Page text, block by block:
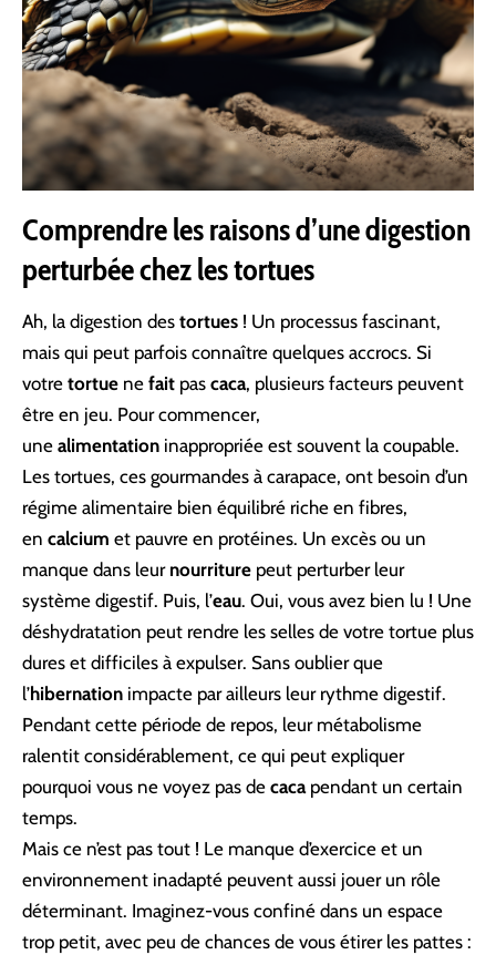
Comprendre les raisons d’une digestion
perturbée chez les tortues
Ah, la digestion des tortues ! Un processus fascinant,
mais qui peut parfois connaître quelques accrocs. Si
votre tortue ne fait pas caca, plusieurs facteurs peuvent
être en jeu. Pour commencer,
une alimentation inappropriée est souvent la coupable.
Les tortues, ces gourmandes à carapace, ont besoin d’un
régime alimentaire bien équilibré riche en fibres,
en calcium et pauvre en protéines. Un excès ou un
manque dans leur nourriture peut perturber leur
système digestif. Puis, l’eau. Oui, vous avez bien lu ! Une
déshydratation peut rendre les selles de votre tortue plus
dures et difficiles à expulser. Sans oublier que
l’hibernation impacte par ailleurs leur rythme digestif.
Pendant cette période de repos, leur métabolisme
ralentit considérablement, ce qui peut expliquer
pourquoi vous ne voyez pas de cacapendant un certain
temps.
Mais ce n’est pas tout ! Le manque d’exercice et un
environnement inadapté peuvent aussi jouer un rôle
déterminant. Imaginez-vous confiné dans un espace
trop petit, avec peu de chances de vous étirer les pattes :